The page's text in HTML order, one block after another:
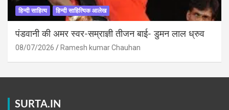
हिन्दी साहित्य हिन्दी साहित्यिक आलेख
पंडवानी की अमर स्वर-सम्राज्ञी तीजन बाई- डुमन लाल ध्रुव
08/07/2026 Ramesh kumar Chauhan
SURTA.IN